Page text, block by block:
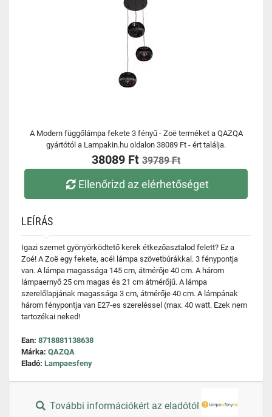
A Modern függőlámpa fekete 3 fényű - Zoë terméket a QAZQA
gyártótól a Lampakin.hu oldalon 38089 Ft - ért találja.
38089 Ft 39789 Ft
Ellenőrizd az elérhetőséget
LEÍRÁS
Igazi szemet gyönyörködtető kerek étkezőasztalod felett? Ez a
Zoé! A Zoë egy fekete, acél lámpa szövetbúrákkal. 3 fénypontja
van. A lámpa magassága 145 cm, átmérője 40 cm. A három
lámpaernyő 25 cm magas és 21 cm átmérőjű. A lámpa
szerelőlapjának magassága 3 cm, átmérője 40 cm. A lámpának
három fénypontja van E27-es szereléssel (max. 40 watt. Ezek nem
tartozékai neked!
Ean: 8718881138638
Márka: QAZQA
Eladó: Lampaesfeny
További információkért az eladótól